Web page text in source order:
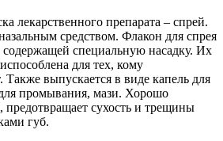
лекарственного препарата – спрей.
средством. Флакон для спрея
содержащей специальную насадку. Их
для тех, кому
Также выпускается в виде капель для
промывания, мази. Хорошо
предотвращает сухость и трещины
губ.